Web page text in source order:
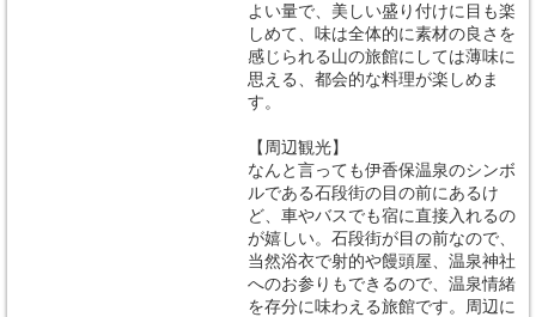
よい量で、美しい盛り付けに目も楽
しめて、味は全体的に素材の良さを
感じられる山の旅館にしては薄味に
思える、都会的な料理が楽しめま
す。
【周辺観光】
なんと言っても伊香保温泉のシンボ
ルである石段街の目の前にあるけ
ど、車やバスでも宿に直接入れるの
が嬉しい。石段街が目の前なので、
当然浴衣で射的や饅頭屋、温泉神社
へのお参りもできるので、温泉情緒
を存分に味わえる旅館です。周辺に